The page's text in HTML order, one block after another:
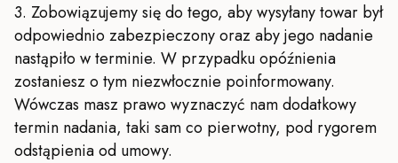
3. Zobowiązujemy się do tego, aby wysyłany towar był
odpowiednio zabezpieczony oraz aby jego nadanie
nastąpiło w terminie. W przypadku opóźnienia
zostaniesz o tym niezwłocznie poinformowany.
Wówczas masz prawo wyznaczyć nam dodatkowy
termin nadania, taki sam co pierwotny, pod rygorem
odstąpienia od umowy.